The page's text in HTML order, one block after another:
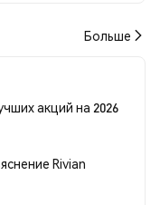
Больше
акций на 2026
Rivian